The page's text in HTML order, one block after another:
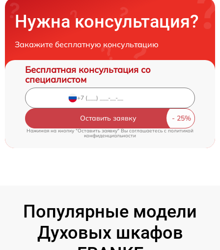
Нужна консультация?
Закажите бесплатную консультацию
Бесплатная консультация со
специалистом
Оставить заявку
Нажимая на кнопку "Оставить заявку" Вы соглашаетесь cполитикой
конфиденциальности
Популярные модели
Духовых шкафов